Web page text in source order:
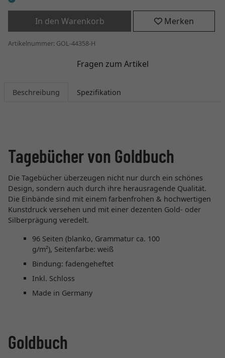
In den Warenkorb Merken
Artikelnummer: GOL-44358-H
Fragen zum Artikel
Beschreibung Spezifikation
Tagebücher von Goldbuch
Die Tagebücher überzeugen nicht nur durch ein schönes
Design, sondern auch durch ihre herausragende Qualität.
Die Einbände sind mit einem farbenfrohen & hochwertigen
Kunstdruck versehen und mit einer dezenten Gold- oder
Silberprägung veredelt.
96 Seiten (blanko, Grammatur ca. 100
g/m²), Seitenfarbe: weiß
Bindung: fadengeheftet
Inkl. Schloss
Made in Germany
Goldbuch